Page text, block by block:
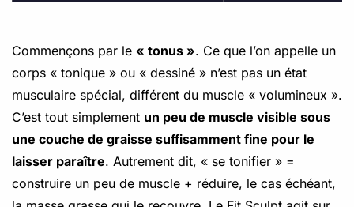
Commençons par le « tonus ». Ce que l’on appelle un
corps « tonique » ou « dessiné » n’est pas un état
musculaire spécial, différent du muscle « volumineux ».
C’est tout simplement un peu de muscle visible sous
une couche de graisse suffisamment fine pour le
laisser paraître. Autrement dit, « se tonifier » =
construire un peu de muscle + réduire, le cas échéant,